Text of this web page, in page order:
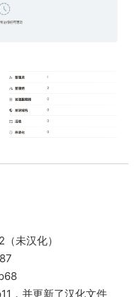
未汉化）
，并更新了汉化文件